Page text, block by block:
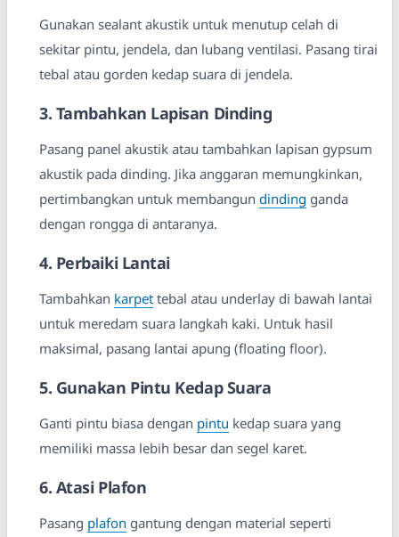
Gunakan sealant akustik untuk menutup celah di
sekitar pintu, jendela, dan lubang ventilasi. Pasang tirai
tebal atau gorden kedap suara di jendela.
3. Tambahkan Lapisan Dinding
Pasang panel akustik atau tambahkan lapisan gypsum
akustik pada dinding. Jika anggaran memungkinkan,
pertimbangkan untuk membangun dinding ganda
dengan rongga di antaranya.
4. Perbaiki Lantai
Tambahkan karpet tebal atau underlay di bawah lantai
untuk meredam suara langkah kaki. Untuk hasil
maksimal, pasang lantai apung (floating floor).
5. Gunakan Pintu Kedap Suara
Ganti pintu biasa dengan pintu kedap suara yang
memiliki massa lebih besar dan segel karet.
6. Atasi Plafon
Pasang plafon gantung dengan material seperti